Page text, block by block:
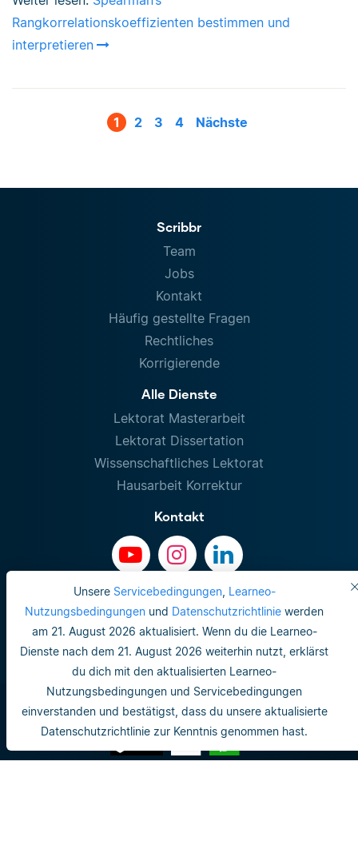
Unsere Servicebedingungen, Learneo-
Nutzungsbedingungen und Datenschutzrichtlinie werden
am 21. August 2026 aktualisiert. Wenn du die Learneo-
Dienste nach dem 21. August 2026 weiterhin nutzt, erklärst
du dich mit den aktualisierten Learneo-
Nutzungsbedingungen und Servicebedingungen
einverstanden und bestätigst, dass du unsere aktualisierte
Datenschutzrichtlinie zur Kenntnis genommen hast.
Rangkorrelationskoeffizienten bestimmen und
interpretieren
1 2 3 4 Nächste
Scribbr
Team
Jobs
Kontakt
Häufig gestellte Fragen
Rechtliches
Korrigierende
Alle Dienste
Lektorat Masterarbeit
Lektorat Dissertation
Wissenschaftliches Lektorat
Hausarbeit Korrektur
Kontakt